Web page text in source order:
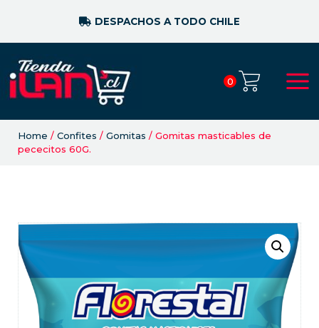
DESPACHOS A TODO CHILE
0
Home / Confites / Gomitas / Gomitas masticables de
pececitos 60G.